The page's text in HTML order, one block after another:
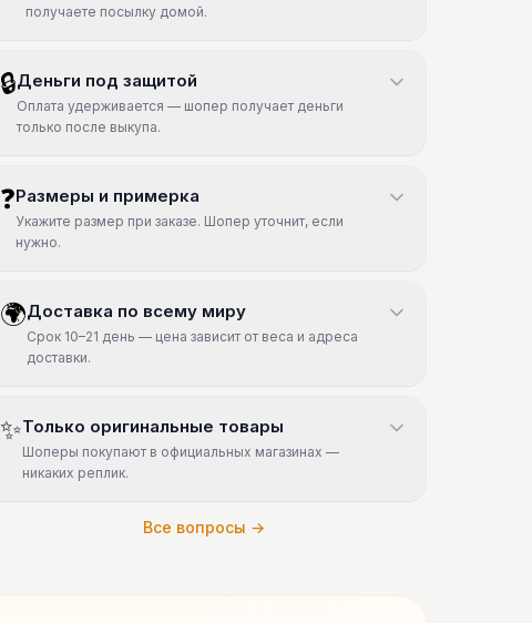
получаете посылку домой.
🔒Деньги под защитой
Оплата удерживается — шопер получает деньги
только после выкупа.
❓Размеры и примерка
Укажите размер при заказе. Шопер уточнит, если
нужно.
🌍Доставка по всему миру
Срок 10–21 день — цена зависит от веса и адреса
доставки.
✨Только оригинальные товары
Шоперы покупают в официальных магазинах —
никаких реплик.
Все вопросы →